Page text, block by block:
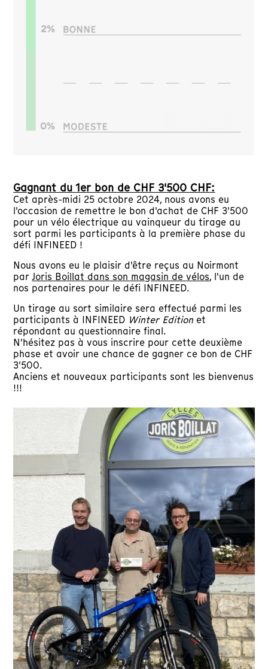
Gagnant du 1er bon de CHF 3'500 CHF:
Cet après-midi 25 octobre 2024, nous avons eu
l'occasion de remettre le bon d'achat de CHF 3'500
pour un vélo électrique au vainqueur du tirage au
sort parmi les participants à la première phase du
défi INFINEED !
Nous avons eu le plaisir d'être reçus au Noirmont
parJoris Boillat dans son magasin de vélos, l'un de
nos partenaires pour le défi INFINEED.
Un tirage au sort similaire sera effectué parmi les
participants à INFINEED Winter Edition et
répondant au questionnaire final.
N'hésitez pas à vous inscrire pour cette deuxième
phase et avoir une chance de gagner ce bon de CHF
3'500.
Anciens et nouveaux participants sont les bienvenus
!!!